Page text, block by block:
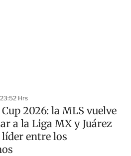
Hrs
2026: la MLS vuelve
a la Liga MX y Juárez
líder entre los